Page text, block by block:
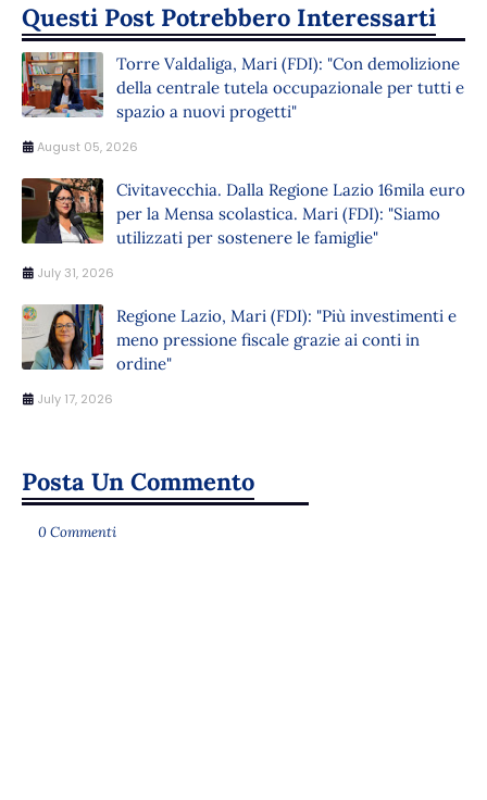
Questi Post Potrebbero Interessarti
Torre Valdaliga, Mari (FDI): "Con demolizione
della centrale tutela occupazionale per tutti e
spazio a nuovi progetti"
August 05, 2026
Civitavecchia. Dalla Regione Lazio 16mila euro
per la Mensa scolastica. Mari (FDI): "Siamo
utilizzati per sostenere le famiglie"
July 31, 2026
Regione Lazio, Mari (FDI): "Più investimenti e
meno pressione fiscale grazie ai conti in
ordine"
July 17, 2026
Posta Un Commento
0 Commenti